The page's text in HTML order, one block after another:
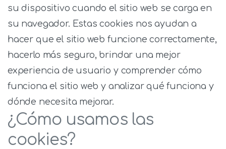
su dispositivo cuando el sitio web se carga en
su navegador. Estas cookies nos ayudan a
hacer que el sitio web funcione correctamente,
hacerlo más seguro, brindar una mejor
experiencia de usuario y comprender cómo
funciona el sitio web y analizar qué funciona y
dónde necesita mejorar.
¿Cómo usamos las
cookies?